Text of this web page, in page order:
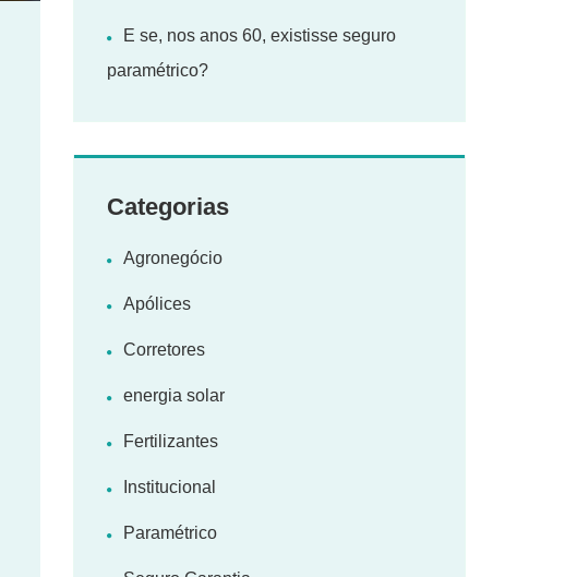
E se, nos anos 60, existisse seguro
paramétrico?
Categorias
Agronegócio
Apólices
Corretores
energia solar
Fertilizantes
Institucional
Paramétrico